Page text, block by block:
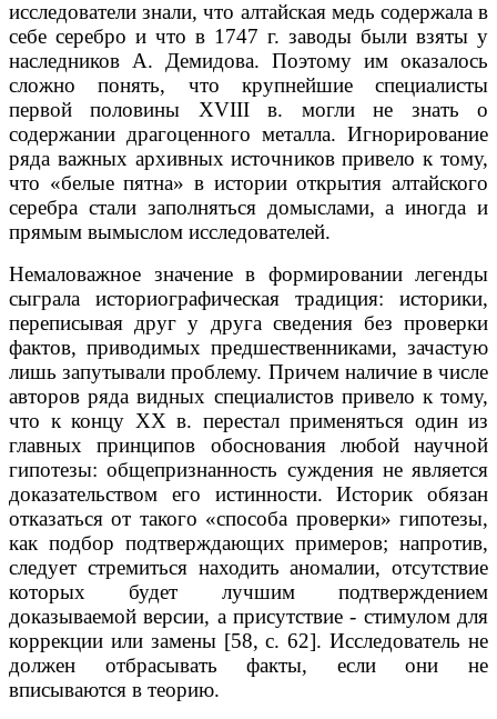
исследователи знали, что алтайская медь содержала в
себе серебро и что в 1747 г. заводы были взяты у
наследников А. Демидова. Поэтому им оказа­лось
сложно понять, что крупнейшие специалисты
первой половины XVIII в. могли не знать о
содержании драгоценного металла. Игнорирование
ряда важных архивных источников привело к тому,
что «белые пятна» в истории открытия алтайского
серебра стали заполняться домыслами, а иногда и
пря­мым вымыслом исследователей.
Немаловажное значение в формировании легенды
сыграла историогра­фическая традиция: историки,
переписывая друг у друга сведения без про­верки
фактов, приводимых предшественниками, зачастую
лишь запутывали проблему. Причем наличие в числе
авторов ряда видных специалистов при­вело к тому,
что к концу XX в. перестал применяться один из
главных прин­ципов обоснования любой научной
гипотезы: общепризнанность суждения не является
доказательством его истинности. Историк обязан
отказаться от такого «способа проверки» гипотезы,
как подбор подтверждающих приме­ров; напротив,
следует стремиться находить аномалии, отсутствие
которых будет лучшим подтверждением
доказываемой версии, а присутствие - сти­мулом для
коррекции или замены [58, с. 62]. Исследователь не
должен от­брасывать факты, если они не
вписываются в теорию.